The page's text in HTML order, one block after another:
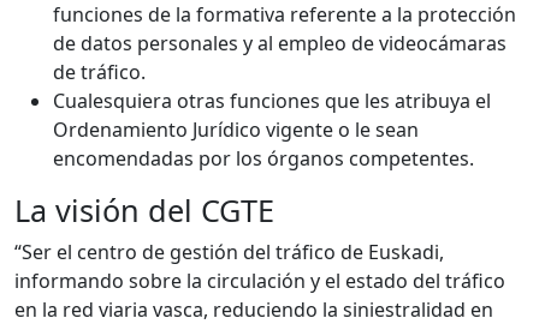
funciones de la formativa referente a la protección
de datos personales y al empleo de videocámaras
de tráfico.
Cualesquiera otras funciones que les atribuya el
Ordenamiento Jurídico vigente o le sean
encomendadas por los órganos competentes.
La visión del CGTE
“Ser el centro de gestión del tráfico de Euskadi,
informando sobre la circulación y el estado del tráfico
en la red viaria vasca, reduciendo la siniestralidad en